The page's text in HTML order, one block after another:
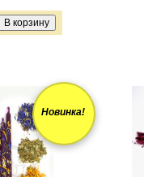
Новинка!